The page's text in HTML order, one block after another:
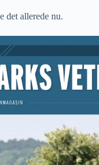
det allerede nu.